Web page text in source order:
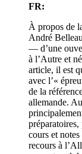
FR:
À propos de
André
— d’une
à l’Autre et
article, il est
avec l’«
de la
allemande.
préparatoires,
cours et
recours à